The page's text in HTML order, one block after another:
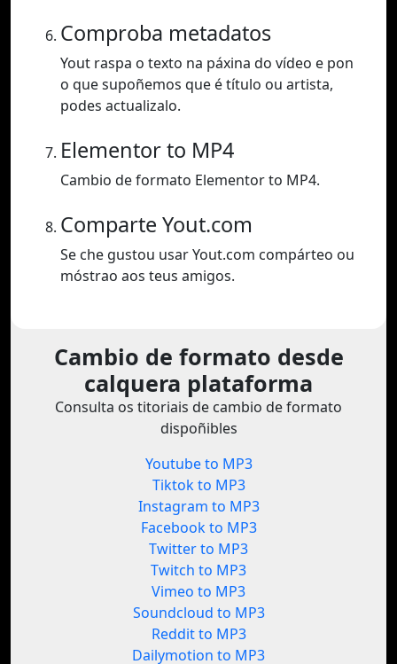
Comproba metadatos
Yout raspa o texto na páxina do vídeo e pon
o que supoñemos que é título ou artista,
podes actualizalo.
Elementor to MP4
Cambio de formato Elementor to MP4.
Comparte Yout.com
Se che gustou usar Yout.com compárteo ou
móstrao aos teus amigos.
Cambio de formato desde
calquera plataforma
Consulta os titoriais de cambio de formato
dispoñibles
Youtube to MP3
Tiktok to MP3
Instagram to MP3
Facebook to MP3
Twitter to MP3
Twitch to MP3
Vimeo to MP3
Soundcloud to MP3
Reddit to MP3
Dailymotion to MP3